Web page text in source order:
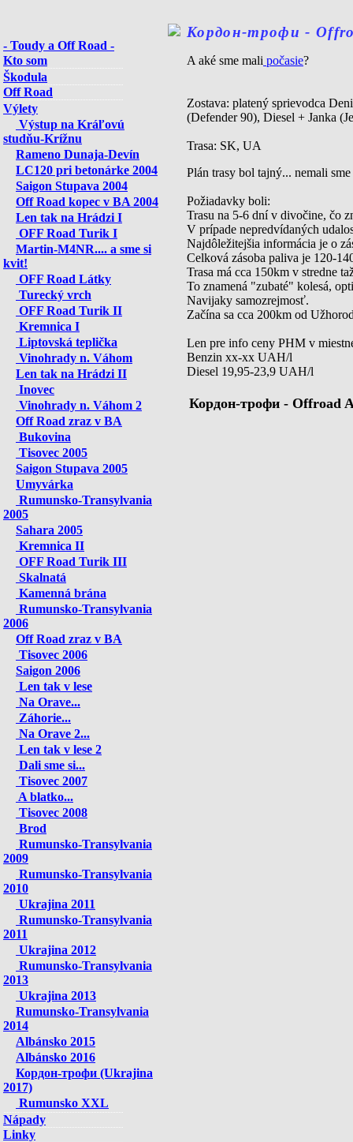
- Toudy a Off Road -
Kto som
Škodula
Off Road
Výlety
Výstup na Kráľovú
studňu-Krížnu
Rameno Dunaja-Devín
LC120 pri betonárke 2004
Saigon Stupava 2004
Off Road kopec v BA 2004
Len tak na Hrádzi I
OFF Road Turik I
Martin-M4NR.... a sme si
kvit!
OFF Road Látky
Turecký vrch
OFF Road Turik II
Kremnica I
Liptovská teplička
Vinohrady n. Váhom
Len tak na Hrádzi II
Inovec
Vinohrady n. Váhom 2
Off Road zraz v BA
Bukovina
Tisovec 2005
Saigon Stupava 2005
Umyvárka
Rumunsko-Transylvania
2005
Sahara 2005
Kremnica II
OFF Road Turik III
Skalnatá
Kamenná brána
Rumunsko-Transylvania
2006
Off Road zraz v BA
Tisovec 2006
Saigon 2006
Len tak v lese
Na Orave...
Záhorie...
Na Orave 2...
Len tak v lese 2
Dali sme si...
Tisovec 2007
A blatko...
Tisovec 2008
Brod
Rumunsko-Transylvania
2009
Rumunsko-Transylvania
2010
Ukrajina 2011
Rumunsko-Transylvania
2011
Ukrajina 2012
Rumunsko-Transylvania
2013
Ukrajina 2013
Rumunsko-Transylvania
2014
Albánsko 2015
Albánsko 2016
Кордон-трофи (Ukrajina
2017)
Rumunsko XXL
Nápady
Linky
Кордон-трофи -
A aké sme mali počasie?
Zostava: platený sprievodca
(Defender 90), Diesel + Janka
Trasa: SK, UA
Plán trasy bol tajný... nemali
Požiadavky boli:
Trasu na 5-6 dní v divočine, čo
V prípade nepredvídaných
Najdôležitejšia informácia je o
Celková zásoba paliva je 120-
Trasa má cca 150km v stredne
To znamená "zubaté" kolesá,
Navijaky samozrejmosť.
Začína sa cca 200km od
Len pre info ceny PHM v
Benzin xx-xx UAH/l
Diesel 19,95-23,9 UAH/l
Кордон-трофи - Offroad